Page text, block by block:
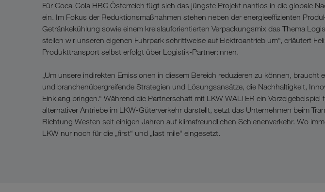
Für Coca-Cola HBC Österreich fügt sich das jüngste Projekt nahtlos in die globale
ein. Im Fokus der Reduktionsmaßnahmen stehen neben der energieeffizienten
Getränkekühlung sowie einem kreislauforientierten Verpackungsmix das Thema
stellen wir unseren eigenen Fuhrpark schrittweise auf Elektroantrieb um“, erläutert
Produkttransport selbst erfolgt über Logistik-Partner:innen.
„Um unsere indirekten Emissionen in diesem Bereich reduzieren zu können, braucht
und branchenübergreifende Strategien und Lösungsansätze, die Nachhaltigkeit,
Einklang bringen.“ Während die Partnerschaft mit LKW WALTER ein Vorzeigebeispiel
alternativer Antriebe im LKW-Güterverkehr darstellt, setzt das Unternehmen beim
Richtung Westen seit einigen Jahren auf klimafreundlichen Schienenverkehr. Wo
LKW nur noch für die „first“ und „last mile“ eingesetzt.